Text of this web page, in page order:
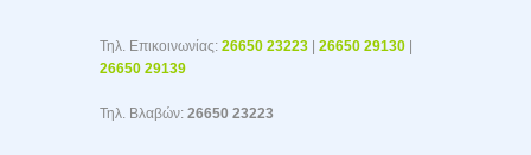
Τηλ. Επικοινωνίας: 26650 23223 26650 29130
26650 29139
Τηλ. Βλαβών: 26650 23223